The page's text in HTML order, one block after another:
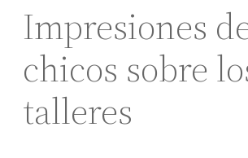
Impresiones
chicos sobre
talleres